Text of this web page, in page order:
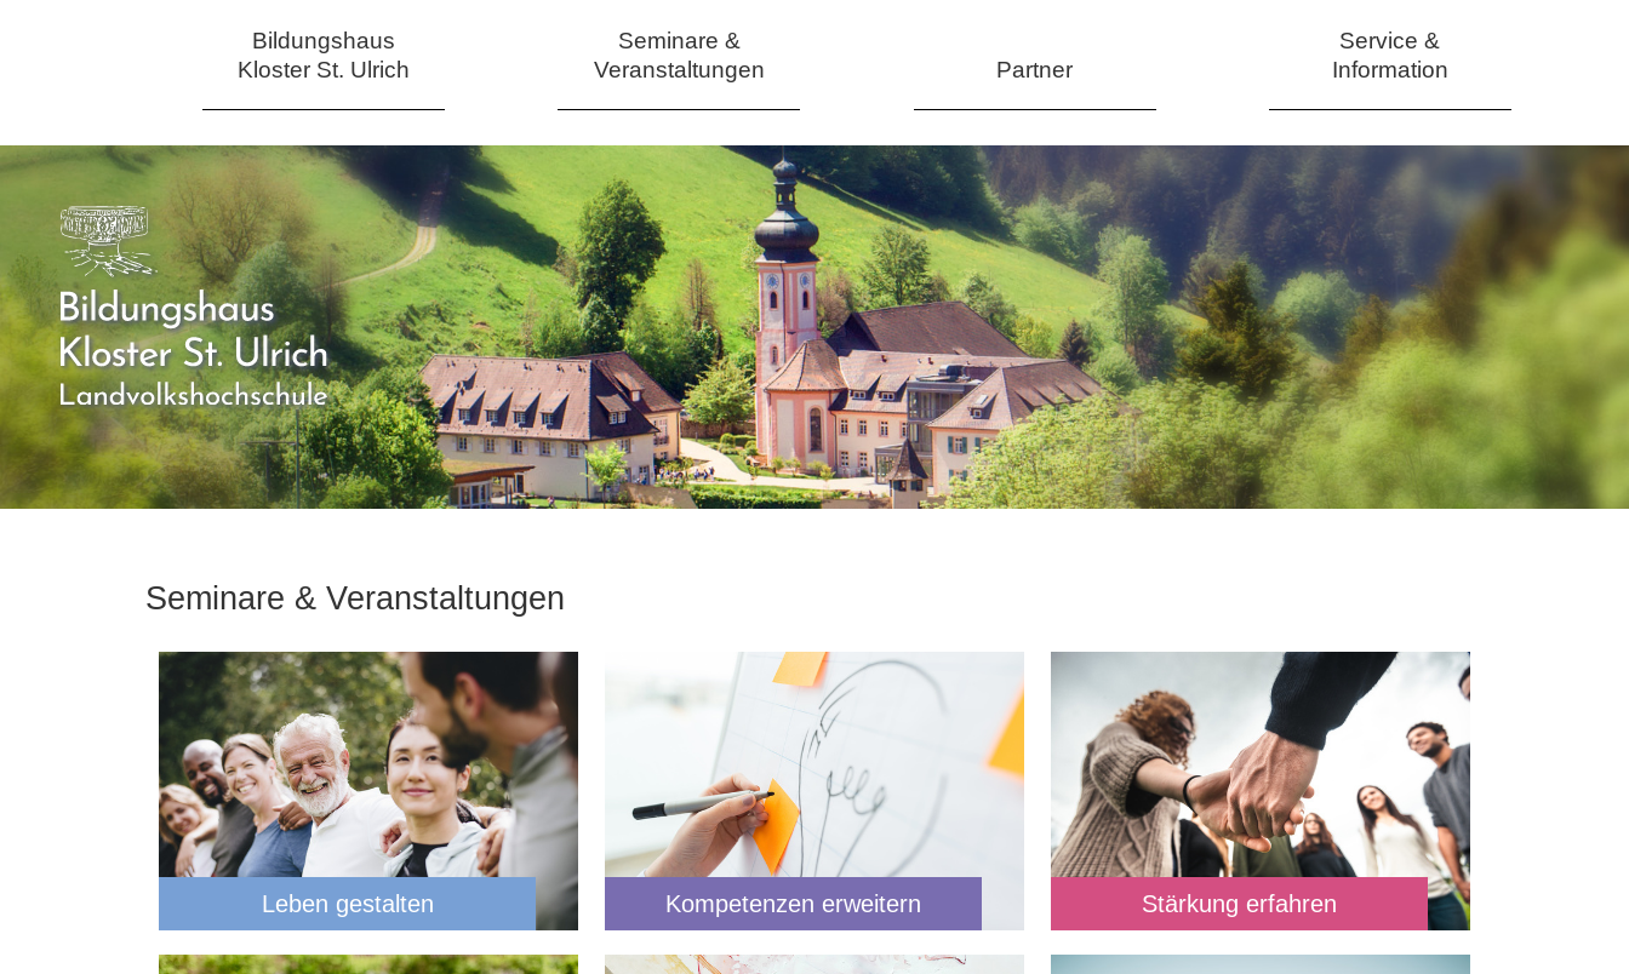
Bildungshaus
Kloster St. Ulrich
Seminare &
Veranstaltungen
Partner
Service &
Information
Seminare & Veranstaltungen
Leben gestalten Kompetenzen erweitern Stärkung erfahren